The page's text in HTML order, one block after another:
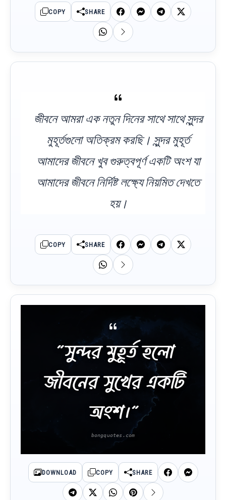
COPY SHARE
জীবনে আমরা এক নতুন দিনের সাথে সাথে সুন্দর
মুহূর্তগুলো অতিক্রম করছি। সুন্দর মুহূর্ত
আমাদের জীবনে খুব গুরুত্বপূর্ণ একটি অংশ যা
আমাদের জীবনে নির্দিষ্ট লক্ষ্যে নিয়মিত দেখতে
হয়।
COPY SHARE
“সুন্দর মুহূর্ত হলো
জীবনের সুখের একটি
অংশ।”
DOWNLOAD COPY SHARE